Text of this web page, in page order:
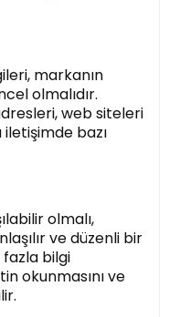
markanın
olmalıdır.
web siteleri
bazı
olmalı,
ve düzenli bir
bilgi
okunmasını ve